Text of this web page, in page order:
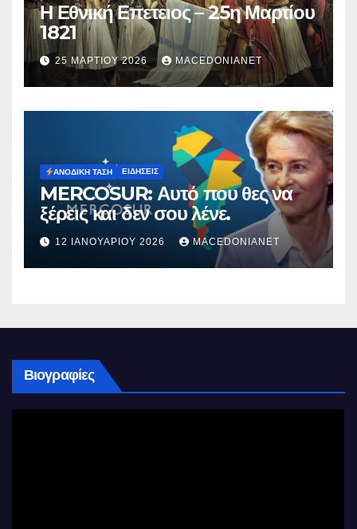
Η Εθνική Επετειος – 25η Μαρτίου
1821
25 ΜΑΡΤΊΟΥ 2026 MACEDONIANET
ΑΝΟΔΙΚΉ ΤΆΣΗ ΕΙΔΉΣΕΙΣ
MERCOSUR: Αυτό που θες να
ξέρεις και δεν σου λένε.
12 ΙΑΝΟΥΑΡΊΟΥ 2026 MACEDONIANET
Βιογραφίες